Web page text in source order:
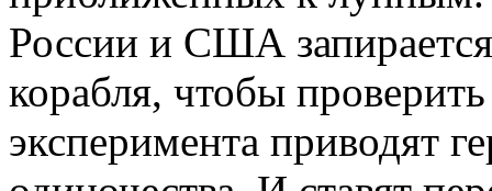
России и США
корабля, чтобы
эксперимента приводят